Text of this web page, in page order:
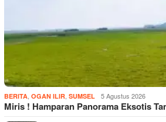
BERITA, OGAN ILIR, SUMSEL 5 Agustus 2026
Miris ! Hamparan Panorama Eksotis